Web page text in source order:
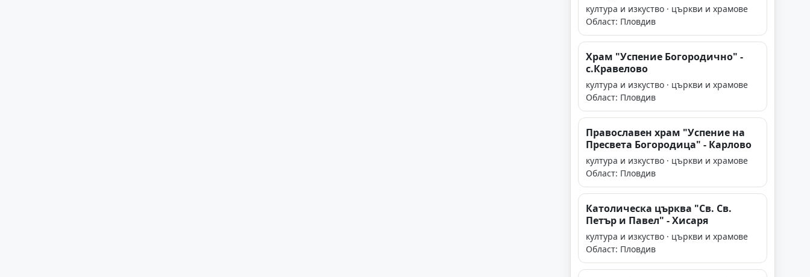
култура и изкуство · църкви и храмове
Област: Пловдив
Храм "Успение Богородично" -
с.Кравелово
култура и изкуство · църкви и храмове
Област: Пловдив
Православен храм "Успение на
Пресвета Богородица" - Карлово
култура и изкуство · църкви и храмове
Област: Пловдив
Католическа църква "Св. Св.
Петър и Павел" - Хисаря
култура и изкуство · църкви и храмове
Област: Пловдив